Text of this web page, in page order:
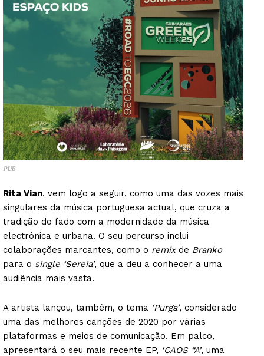
PUB
Rita Vian, vem logo a seguir, como uma das vozes mais
singulares da música portuguesa actual, que cruza a
tradição do fado com a modernidade da música
electrónica e urbana. O seu percurso inclui
colaborações marcantes, como o remixde Branko
para o single ‘Sereia’, que a deu a conhecer a uma
audiência mais vasta.
A artista lançou, também, o tema ‘Purga’, considerado
uma das melhores canções de 2020 por várias
plataformas e meios de comunicação. Em palco,
apresentará o seu mais recente EP, ‘CAOS “A’, uma